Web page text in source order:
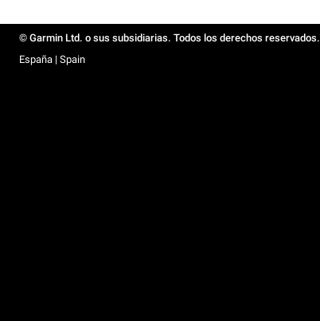
© Garmin Ltd. o sus subsidiarias. Todos los derechos reservados.
España | Spain